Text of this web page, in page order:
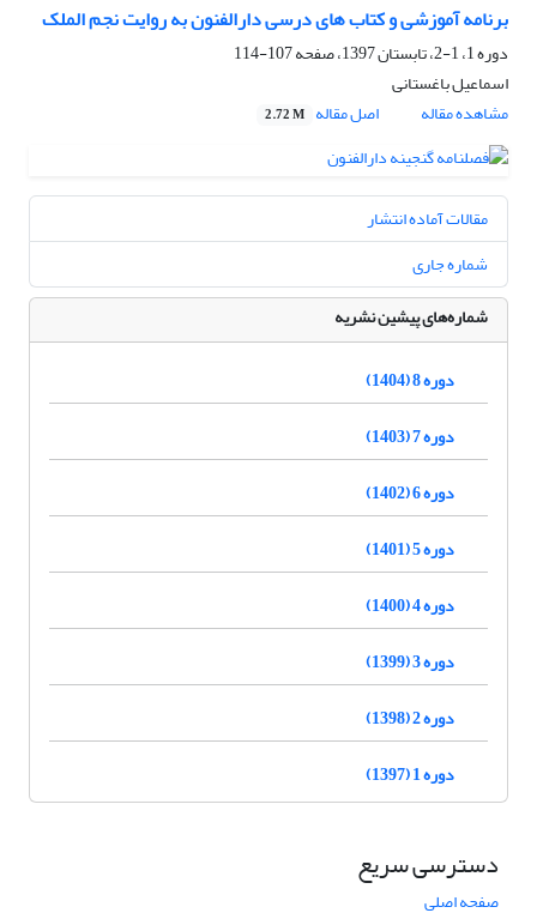
برنامه آموزشی و کتاب های درسی دارالفنون به روایت نجم الملک
دوره 1، 1-2، تابستان 1397، صفحه
107-114
اسماعیل باغستانی
مشاهده مقاله
اصل مقاله 2.72 M
مقالات آماده انتشار
شماره جاری
شماره‌های پیشین نشریه
دوره 8 (1404)
دوره 7 (1403)
دوره 6 (1402)
دوره 5 (1401)
دوره 4 (1400)
دوره 3 (1399)
دوره 2 (1398)
دوره 1 (1397)
دسترسی سریع
صفحه اصلی